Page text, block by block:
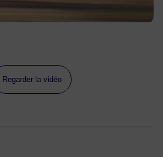
Regarder la vidéo